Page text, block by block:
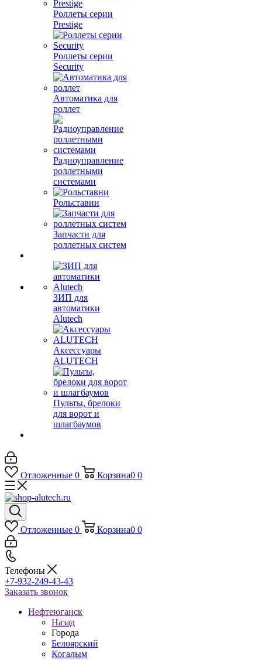
Роллеты серии
Prestige
Роллеты серии
Security
Автоматика для
роллет
Радиоуправление
роллетными
системами
Рольставни
Запчасти для
роллетных систем
ЗИП для
автоматики
Alutech
Аксессуары
ALUTECH
Пульты, брелоки
для ворот и
шлагбаумов
Отложенные 0 Корзина0 0
Отложенные 0 Корзина0 0
Телефоны
+7-932-249-43-43
Заказать звонок
Нефтеюганск
Назад
Города
Белоярский
Когалым